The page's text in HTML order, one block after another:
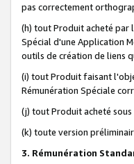
pas correctement
(h) tout Produit acheté par
Spécial d'une Application
outils de création de liens
(i) tout Produit faisant
Rémunération Spéciale
(j) tout Produit acheté
(k) toute version
3. Rémunération